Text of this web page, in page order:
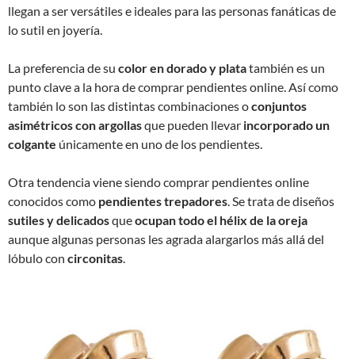
llegan a ser versátiles e ideales para las personas fanáticas de
lo sutil en joyería.
La preferencia de su color en dorado y platatambién es un
punto clave a la hora de comprar pendientes online. Así como
también lo son las distintas combinaciones oconjuntos
asimétricoscon argollasque pueden llevar incorporado un
colgante únicamente en uno de los pendientes.
Otra tendencia viene siendo comprar pendientes online
conocidos como pendientes trepadores. Se trata de diseños
sutiles y delicadosqueocupan todo el hélix de la oreja
aunque algunas personas les agrada alargarlos más allá del
lóbulo con circonitas.